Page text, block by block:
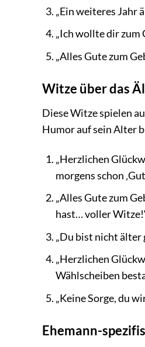
„Ein weiteres Jahr
„Ich wollte dir zum
„Alles Gute zum
Witze über das
Diese Witze spielen
Humor auf sein Alter
„Herzlichen
morgens schon
„Alles Gute zum
hast… voller
„Du bist nicht älter
„Herzlichen
Wählscheiben
„Keine Sorge, du
Ehemann-